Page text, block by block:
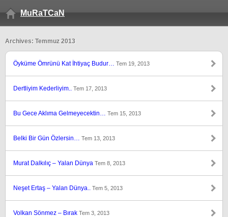
MuRaTCaN
Archives: Temmuz 2013
Öyküme Ömrünü Kat İhtiyaç Budur… Tem 19, 2013
Dertliyim Kederliyim.. Tem 17, 2013
Bu Gece Aklıma Gelmeyecektin… Tem 15, 2013
Belki Bir Gün Özlersin… Tem 13, 2013
Murat Dalkılıç – Yalan Dünya Tem 8, 2013
Neşet Ertaş – Yalan Dünya.. Tem 5, 2013
Volkan Sönmez – Bırak Tem 3, 2013